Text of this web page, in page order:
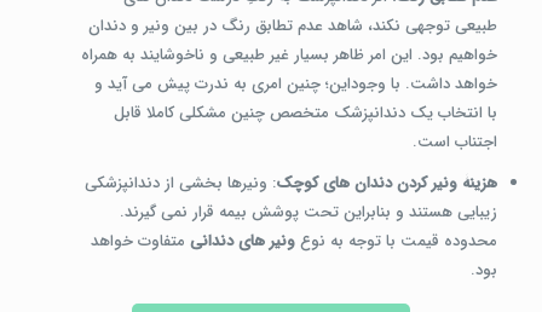
طبیعی توجهی نکند، شاهد عدم‌ تطابق رنگ در بین ونیر و دندان
خواهیم بود. این امر ظاهر بسیار غیر طبیعی و ناخوشایند به همراه
خواهد داشت. با وجوداین؛ چنین امری به ندرت پیش می آید و
با انتخاب یک دندانپزشک متخصص چنین مشکلی کاملا قابل
اجتناب است.
هزینۀ ونیر کردن دندان های کوچک: ونیرها بخشی از دندانپزشکی
زیبایی هستند و بنابراین تحت پوشش بیمه قرار نمی گیرند.
محدوده قیمت با توجه به نوعونیر های دندانیمتفاوت خواهد
بود.